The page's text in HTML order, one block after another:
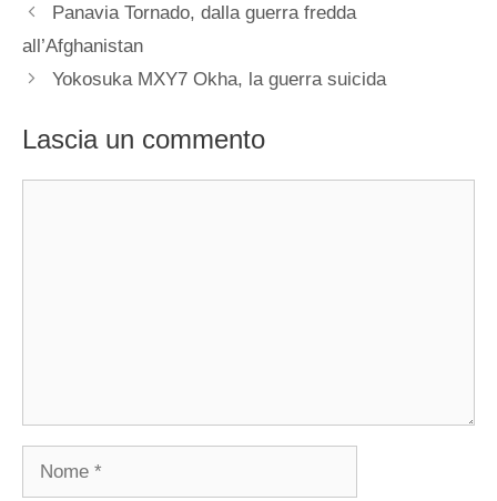
Panavia Tornado, dalla guerra fredda
all’Afghanistan
Yokosuka MXY7 Okha, la guerra suicida
Lascia un commento
Nome